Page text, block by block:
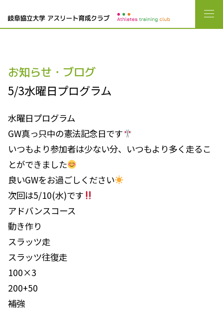
お知らせ・ブログ
5/3水曜日プログラム
水曜日プログラム
GW真っ只中の憲法記念日です
いつもより参加者は少ない分、いつもより多く走るこ
とができました
良いGWをお過ごしください
次回は5/10(水)です
アドバンスコース
動き作り
スラッツ走
スラッツ往復走
100×3
200+50
補強